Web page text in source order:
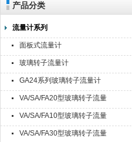
产品分类
流量计系列
面板式流量计
玻璃转子流量计
GA24系列玻璃转子流量计
VA/SA/FA20型玻璃转子流量
计
VA/SA/FA10型玻璃转子流量
计
VA/SA/FA30型玻璃转子流量